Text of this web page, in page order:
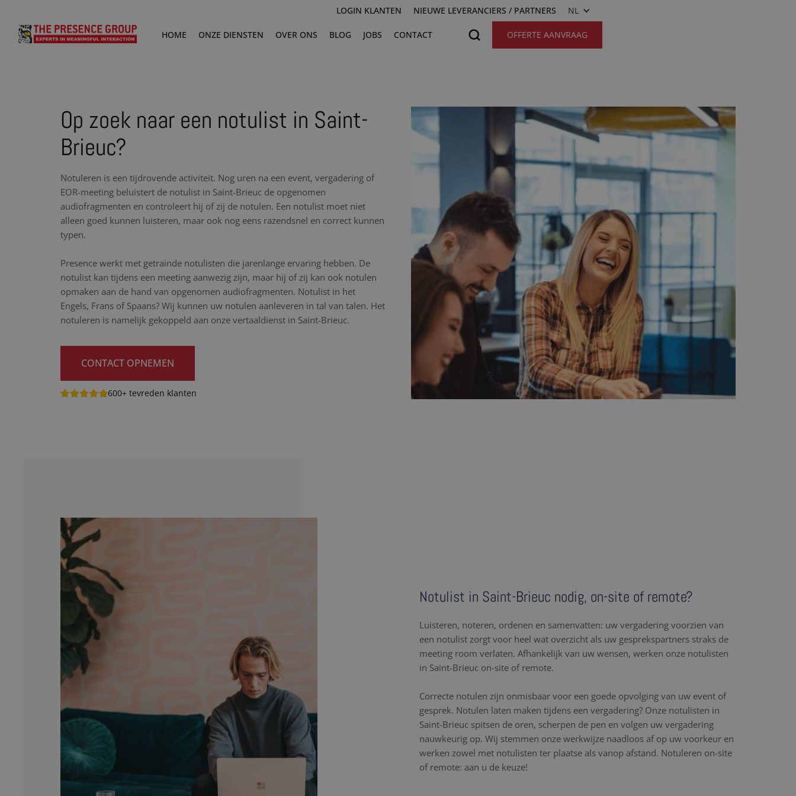
LOGIN KLANTEN NIEUWE LEVERANCIERS / PARTNERS NL
HOME ONZE DIENSTEN OVER ONS BLOG JOBS CONTACT OFFERTE AANVRAAG
Op zoek naar een notulist in Saint-
Brieuc?
Notuleren is een tijdrovende activiteit. Nog uren na een event, vergadering of
EOR-meeting beluistert de notulist in Saint-Brieuc de opgenomen
audiofragmenten en controleert hij of zij de notulen. Een notulist moet niet
alleen goed kunnen luisteren, maar ook nog eens razendsnel en correct kunnen
typen.
Presence werkt met getrainde notulisten die jarenlange ervaring hebben. De
notulist kan tijdens een meeting aanwezig zijn, maar hij of zij kan ook notulen
opmaken aan de hand van opgenomen audiofragmenten. Notulist in het
Engels, Frans of Spaans? Wij kunnen uw notulen aanleveren in tal van talen. Het
notuleren is namelijk gekoppeld aan onze vertaaldienst in Saint-Brieuc.
CONTACT OPNEMEN
600+ tevreden klanten
Notulist in Saint-Brieuc nodig, on-site of remote?
Luisteren, noteren, ordenen en samenvatten: uw vergadering voorzien van
een notulist zorgt voor heel wat overzicht als uw gesprekspartners straks de
meeting room verlaten. Afhankelijk van uw wensen, werken onze notulisten
in Saint-Brieuc on-site of remote.
Correcte notulen zijn onmisbaar voor een goede opvolging van uw event of
gesprek. Notulen laten maken tijdens een vergadering? Onze notulisten in
Saint-Brieuc spitsen de oren, scherpen de pen en volgen uw vergadering
nauwkeurig op. Wij stemmen onze werkwijze naadloos af op uw voorkeur en
werken zowel met notulisten ter plaatse als vanop afstand. Notuleren on-site
of remote: aan u de keuze!